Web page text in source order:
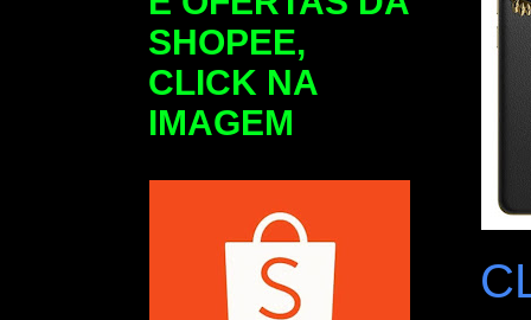
SHOPEE,
CLICK NA
IMAGEM